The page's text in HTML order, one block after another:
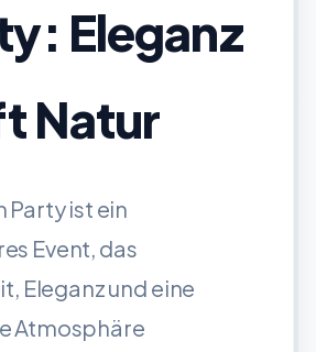
Eleganz
Natur
Party ist ein
Event, das
Eleganz und eine
Atmosphäre